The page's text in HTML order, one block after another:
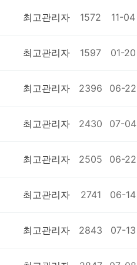
최고관리자 1572 11-04
최고관리자 1597 01-20
최고관리자 2396 06-22
최고관리자 2430 07-04
최고관리자 2505 06-22
최고관리자 2741 06-14
최고관리자 2843 07-13